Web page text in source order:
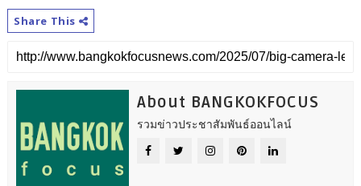
Share This
About BANGKOKFOCUS
รวมข่าวประชาสัมพันธ์ออนไลน์